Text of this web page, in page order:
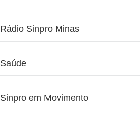
Rádio Sinpro Minas
Saúde
Sinpro em Movimento